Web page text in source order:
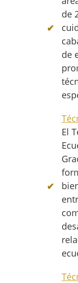
de
de
El